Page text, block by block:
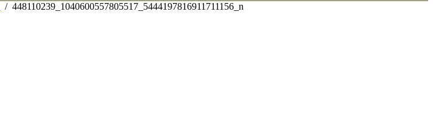
448110239_1040600557805517_5444197816911711156_n